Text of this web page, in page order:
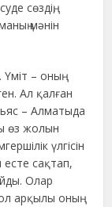
сөздің,
мәнін
– оның
Ал қалған
– Алматыда
өз жолын
үлгісін
есте сақтап,
Олар
арқылы оның